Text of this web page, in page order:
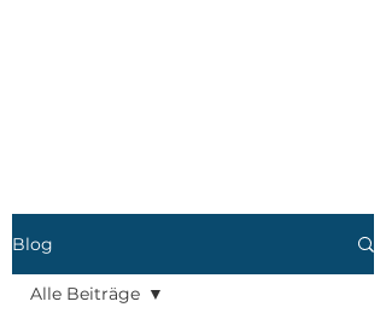
Blog
Alle Beiträge